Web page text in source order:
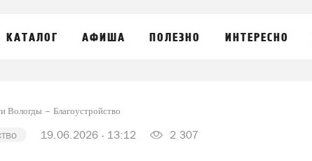
КАТАЛОГ АФИША ПОЛЕЗНО ИНТЕРЕСНО
Вологды Благоустройство
19.06.2026 - 13:12 2 307